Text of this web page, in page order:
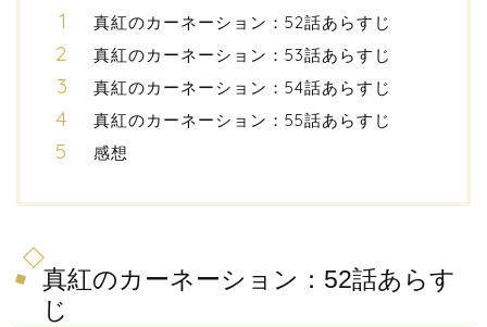
真紅のカーネーション：52話あらすじ
真紅のカーネーション：53話あらすじ
真紅のカーネーション：54話あらすじ
真紅のカーネーション：55話あらすじ
感想
真紅のカーネーション：52話あらす
じ